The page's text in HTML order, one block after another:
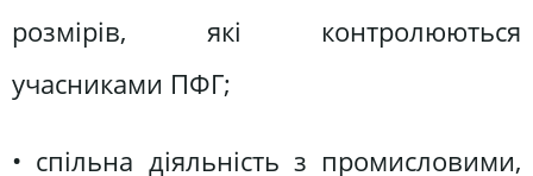
розмірів, які контролюються
учасниками ПФГ;
• спільна діяльність з промисловими,